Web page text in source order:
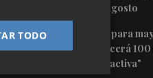
masiva el 15 de agosto
4El futuro centro para
Sant Antoni ofrecerá 100
"programación activa"
TODO